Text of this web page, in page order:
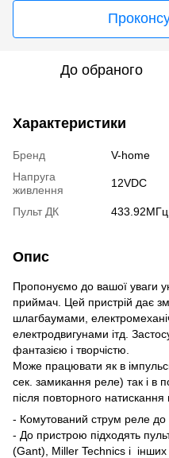
До обраного
Характеристики
Бренд
V-home
Напруга
живлення
12VDC
Пульт ДК 433.92МГц
Опис
Пропонуємо до вашої уваги
приймач. Цей пристрій дає
шлагбаумами,
електродвигунами ітд.
фантазією і творчістю.
Може працювати як в
сек. замикання реле) так і в
після повторного натискання
- Комутований струм реле до
- До пристрою підходять
(Gant), Miller Technics і інших